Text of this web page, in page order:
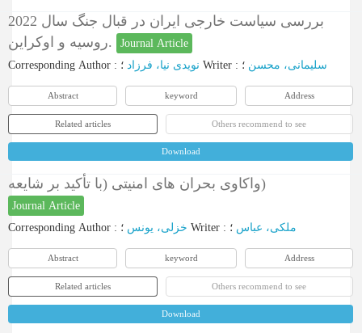
بررسی سیاست خارجی ایران در قبال جنگ سال 2022
روسیه و اوکراین.
Journal Article
Corresponding Author : نویدی نیا، فرزاد Writer : سلیمانی، محسن ؛
Abstract keyword Address
Related articles Others recommend to see
Download
واکاوی بحران های امنیتی (با تأکید بر شایعه)
Journal Article
Corresponding Author : خزلی، یونس Writer : ملکی، عباس ؛
Abstract keyword Address
Related articles Others recommend to see
Download